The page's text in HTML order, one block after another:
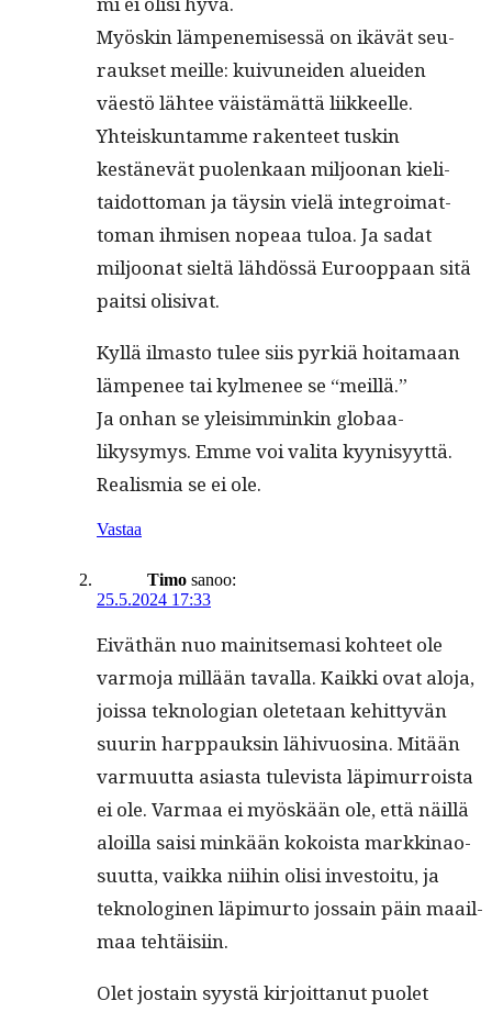
Myöskin läm­pen­e­misessä on ikävät seu­
rauk­set meille: kuiv­unei­den aluei­den
väestö läh­tee väistämät­tä liik­keelle.
Yhteiskun­tamme rak­en­teet tuskin
kestänevät puolenkaan miljoo­nan kieli­
taidot­toman ja täysin vielä inte­groimat­
toman ihmisen nopeaa tuloa. Ja sadat
miljoonat sieltä lähdössä Euroop­paan sitä
pait­si olisivat.
Kyl­lä ilmas­to tulee siis pyrk­iä hoita­maan
läm­pe­nee tai kylme­nee se “meil­lä.”
Ja onhan se yleisim­minkin globaa­
likysymys. Emme voi vali­ta kyynisyyt­tä.
Real­is­mia se ei ole.
Vastaa
Timo sanoo:
25.5.2024 17:33
Eiväthän nuo mainit­se­masi kohteet ole
var­mo­ja mil­lään taval­la. Kaik­ki ovat alo­ja,
jois­sa teknolo­gian olete­taan kehit­tyvän
suurin harp­pauksin lähivu­osi­na. Mitään
var­muut­ta asi­as­ta tule­vista läpimur­roista
ei ole. Var­maa ei myöskään ole, että näil­lä
aloil­la saisi minkään kokoista markki­nao­
su­ut­ta, vaik­ka niihin olisi investoitu, ja
teknologi­nen läpimur­to jos­sain päin maail­
maa tehtäisiin.
Olet jostain syys­tä kir­joit­tanut puo­let